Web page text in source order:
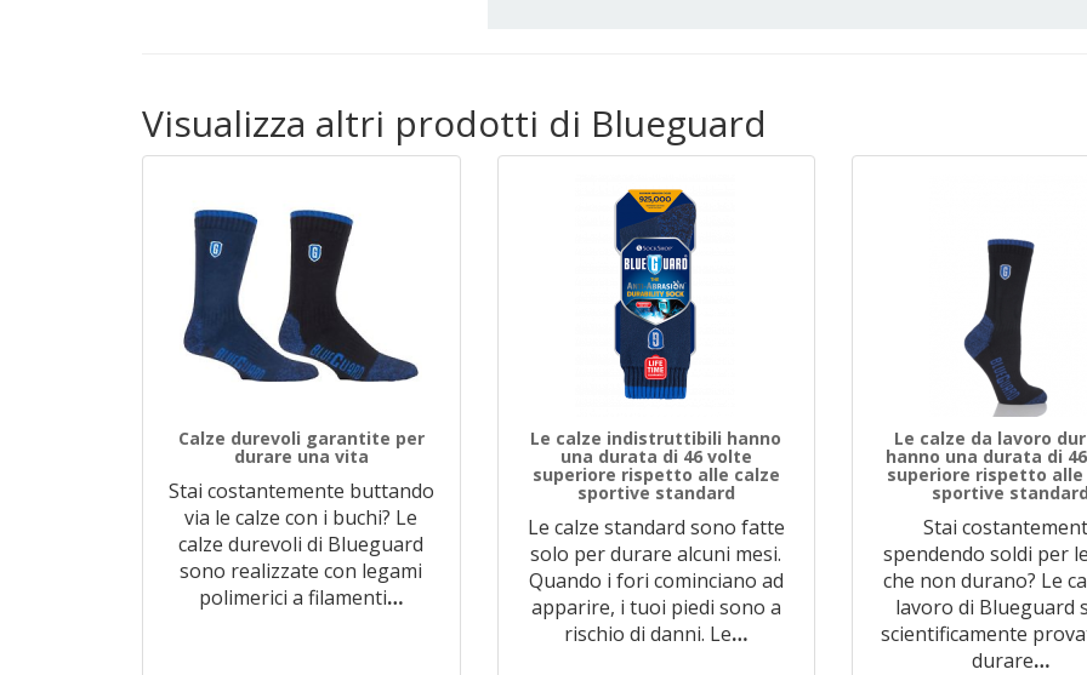
Visualizza altri prodotti di Blueguard
Calze durevoli garantite per
durare una vita
Stai costantemente buttando
via le calze con i buchi? Le
calze durevoli di Blueguard
sono realizzate con legami
polimerici a filamenti…
Le calze indistruttibili hanno
una durata di 46 volte
superiore rispetto alle calze
sportive standard
Le calze standard sono fatte
solo per durare alcuni mesi.
Quando i fori cominciano ad
apparire, i tuoi piedi sono a
rischio di danni. Le…
Le calze da lavoro
hanno una durata di
superiore rispetto alle
sportive
Stai
spendendo soldi per
che non durano? Le
lavoro di Blueguard
scientificamente
durare…